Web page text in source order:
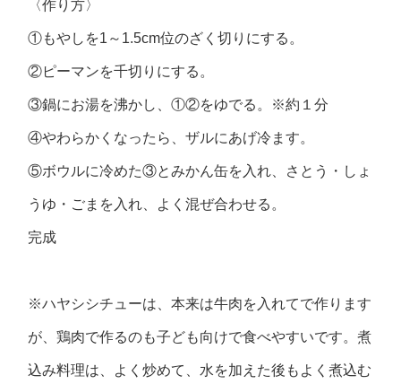
〈作り方〉
①もやしを1～1.5cm位のざく切りにする。
②ピーマンを千切りにする。
③鍋にお湯を沸かし、①②をゆでる。※約１分
④やわらかくなったら、ザルにあげ冷ます。
⑤ボウルに冷めた③とみかん缶を入れ、さとう・しょ
うゆ・ごまを入れ、よく混ぜ合わせる。
完成
※ハヤシシチューは、本来は牛肉を入れてで作ります
が、鶏肉で作るのも子ども向けで食べやすいです。煮
込み料理は、よく炒めて、水を加えた後もよく煮込む